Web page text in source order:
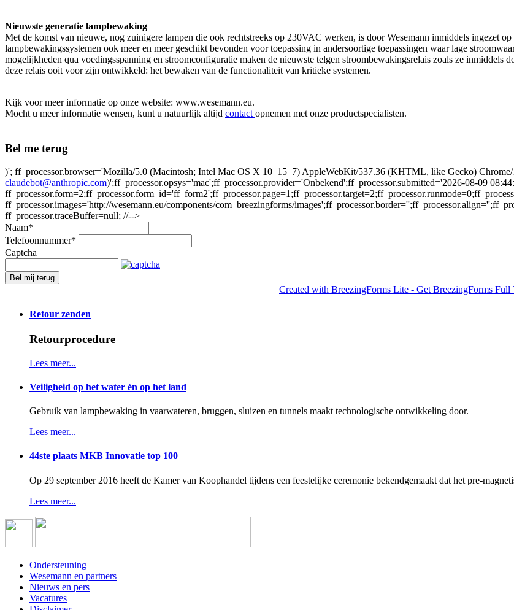
Nieuwste generatie lampbewaking
Met de komst van nieuwe, nog zuinigere lampen die ook rechtstreeks op 230VAC werken, is door Wesemann inmiddels ingezet
lampbewakingssystemen ook meer en meer geschikt bevonden voor toepassing in andersoortige toepassingen waar lage
mogelijkheden qua voedingsspanning en stroomconfiguratie maken de nieuwste telgen stroombewakingsrelais zoals ze inmiddels
deze relais ooit voor zijn ontwikkeld: het bewaken van de functionaliteit van kritieke systemen.
Kijk voor meer informatie op onze website: www.wesemann.eu.
Mocht u meer informatie wensen, kunt u natuurlijk altijd contact opnemen met onze productspecialisten.
Bel me terug
)'; ff_processor.browser='Mozilla/5.0 (Macintosh; Intel Mac OS X 10_15_7) AppleWebKit/537.36 (KHTML, like Gecko)
claudebot@anthropic.com)';ff_processor.opsys='mac';ff_processor.provider='Onbekend';ff_processor.submitted='2026-08-09
ff_processor.images='http://wesemann.eu/components/com_breezingforms/
ff_processor.traceBuffer=null; //-->
Naam*
Telefoonnummer*
Captcha
Bel mij terug
Created with BreezingForms Lite - Get BreezingForms Full
Retour zenden
Retourprocedure
Lees meer...
Veiligheid op het water én op het land
Gebruik van lampbewaking in vaarwateren, bruggen, sluizen en tunnels maakt technologische ontwikkeling door.
Lees meer...
44ste plaats MKB Innovatie top 100
Op 29 september 2016 heeft de Kamer van Koophandel tijdens een feestelijke ceremonie bekendgemaakt dat het pre-
Lees meer...
Ondersteuning
Wesemann en partners
Nieuws en pers
Vacatures